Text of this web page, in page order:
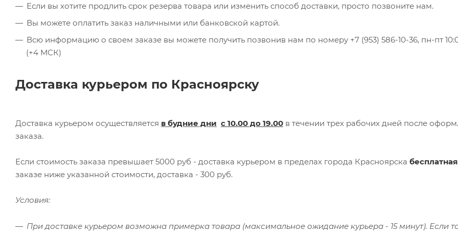
Если вы хотите продлить срок резерва товара или изменить способ доставки, просто позвоните нам.
Вы можете оплатить заказ наличными или банковской картой.
Всю информацию о своем заказе вы можете получить позвонив нам по номеру +7 (953) 586-10-36, пн-пт
(+4 МСК)
Доставка курьером по Красноярску
Доставка курьером осуществляется в будние дни с 10.00 до 19.00 в течении трех рабочих дней после
заказа.
Если стоимость заказа превышает 5000 руб - доставка курьером в пределах города Красноярска бесплатная
заказе ниже указанной стоимости, доставка - 300 руб.
Условия:
При доставке курьером возможна примерка товара (максимальное ожидание курьера - 15 минут). Если